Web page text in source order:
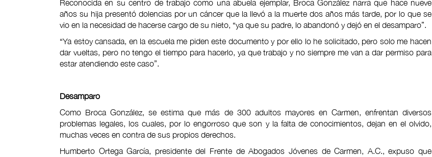
Reconocida en su centro de trabajo como una abuela ejemplar, Broca González narra que hace nueve
años su hija presentó dolencias por un cáncer que la llevó a la muerte dos años más tarde, por lo que se
vio en la necesidad de hacerse cargo de su nieto, “ya que su padre, lo abandonó y dejó en el desamparo”.
“Ya estoy cansada, en la escuela me piden este documento y por ello lo he solicitado, pero solo me hacen
dar vueltas, pero no tengo el tiempo para hacerlo, ya que trabajo y no siempre me van a dar permiso para
estar atendiendo este caso”.
Desamparo
Como Broca González, se estima que más de 300 adultos mayores en Carmen, enfrentan diversos
problemas legales, los cuales, por lo engorroso que son y la falta de conocimientos, dejan en el olvido,
muchas veces en contra de sus propios derechos.
Humberto Ortega García, presidente del Frente de Abogados Jóvenes de Carmen, A.C., expuso que